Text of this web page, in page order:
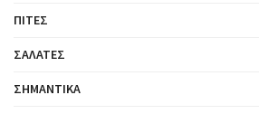
ΠΊΤΕΣ
ΣΑΛΆΤΕΣ
ΣΗΜΑΝΤΙΚΆ